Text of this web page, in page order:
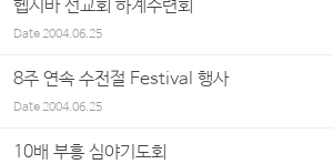
헵시바 선교회 하계수련회
Date2004.06.25
8주 연속 수전절 Festival 행사
Date2004.06.25
10배 부흥 심야기도회